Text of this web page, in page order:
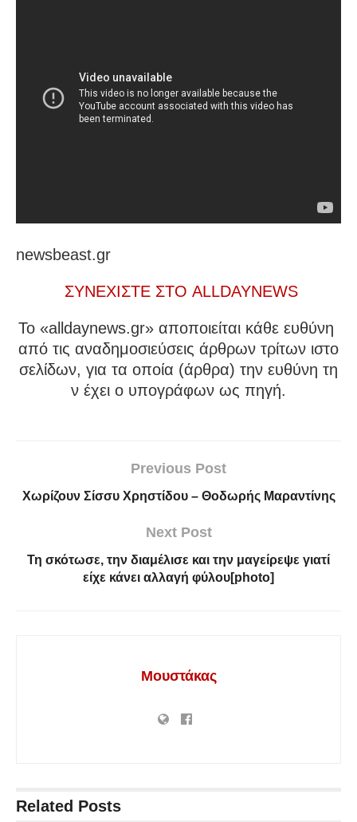
newsbeast.gr
ΣΥΝΕΧΙΣΤΕ ΣΤΟ ALLDAYNEWS
To «alldaynews.gr» αποποιείται κάθε ευθύνη
από τις αναδημοσιεύσεις άρθρων τρίτων ιστο
σελίδων, για τα οποία (άρθρα) την ευθύνη τη
ν έχει ο υπογράφων ως πηγή.
Previous Post
Χωρίζουν Σίσσυ Χρηστίδου – Θοδωρής Μαραντίνης
Next Post
Τη σκότωσε, την διαμέλισε και την μαγείρεψε γιατί
είχε κάνει αλλαγή φύλου[photo]
Μουστάκας
Related Posts